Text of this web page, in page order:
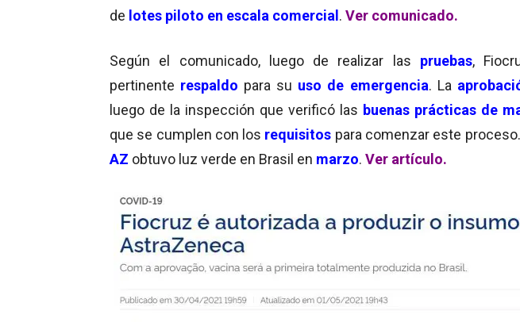
de lotes piloto en escala comercial. Ver comunicado.
Según el comunicado, luego de realizar las pruebas,
pertinente respaldo para su uso de emergencia. La
luego de la inspección que verificó las buenas prácticas de
que se cumplen con los requisitos para comenzar este
AZ obtuvo luz verde en Brasil en marzo. Ver artículo.